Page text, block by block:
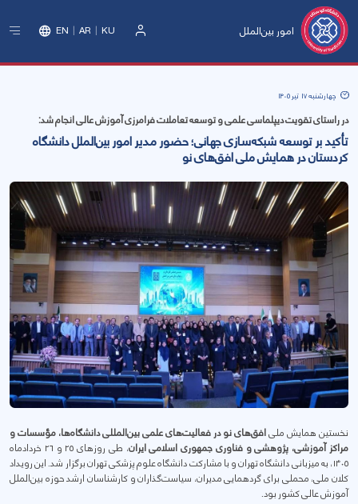
امور بین‌الملل EN AR KU
چهارشنبه 17 تیر 1405
در راستای تقویت دیپلماسی علمی و توسعه تعاملات فرامرزی آموزش عالی انجام شد:
تأکید بر توسعه شبکه‌سازی جهانی؛ حضور مدیر امور بین‌الملل دانشگاه
کردستان در همایش ملی افق‌های نو
نخستین همایش ملیافق‌های نو در فعالیت‌های علمی بین‌المللی دانشگاه‌ها، مؤسسات و
مراکز آموزشی، پژوهشی و فناوری جمهوری اسلامی ایران
، طی روزهای ۲۵ و ۲۶ خردادماه
۱۴۰۵، به میزبانی دانشگاه تهران و با مشارکت دانشگاه علوم پزشکی تهران برگزار شد. این رویداد
کلان ملی، محملی برای گردهمایی مدیران، سیاست‌گذاران و کارشناسان ارشد حوزه بین‌الملل
آموزش عالی کشور بود.